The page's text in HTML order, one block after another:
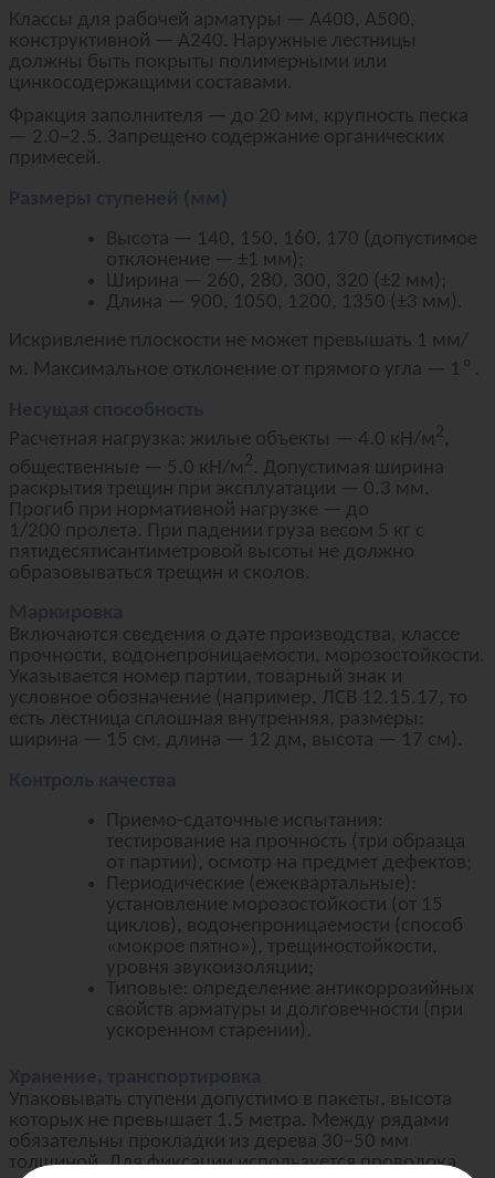
Классы для рабочей арматуры — A400, A500,
конструктивной — A240. Наружные лестницы
должны быть покрыты полимерными или
цинкосодержащими составами.
Фракция заполнителя — до 20 мм, крупность песка
— 2.0–2.5. Запрещено содержание органических
примесей.
Высота — 140, 150, 160, 170 (допустимое
отклонение — ±1 мм);
Ширина — 260, 280, 300, 320 (±2 мм);
Длина — 900, 1050, 1200, 1350 (±3 мм).
Искривление плоскости не может превышать 1 мм/
м. Максимальное отклонение от прямого угла — 1
.
Расчетная нагрузка: жилые объекты — 4.0 кН/м2,
общественные — 5.0 кН/м2. Допустимая ширина
раскрытия трещин при эксплуатации — 0.3 мм.
Прогиб при нормативной нагрузке — до
1/200 пролета. При падении груза весом 5 кг с
пятидесятисантиметровой высоты не должно
образовываться трещин и сколов.
Включаются сведения о дате производства, классе
прочности, водонепроницаемости, морозостойкости.
Указывается номер партии, товарный знак и
условное обозначение (например, ЛСВ 12.15.17, то
есть лестница сплошная внутренняя, размеры:
ширина — 15 см, длина — 12 дм, высота — 17 см).
Приемо-сдаточные испытания:
тестирование на прочность (три образца
от партии), осмотр на предмет дефектов;
Периодические (ежеквартальные):
установление морозостойкости (от 15
циклов), водонепроницаемости (способ
«мокрое пятно»), трещиностойкости,
уровня звукоизоляции;
Типовые: определение антикоррозийных
свойств арматуры и долговечности (при
ускоренном старении).
Упаковывать ступени допустимо в пакеты, высота
которых не превышает 1.5 метра. Между рядами
обязательны прокладки из дерева 30–50 мм
толщиной. Для фиксации используется проволока